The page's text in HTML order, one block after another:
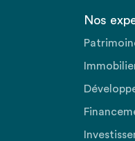
Nos